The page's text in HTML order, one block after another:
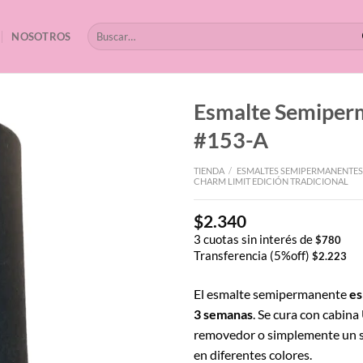
NOSOTROS
Buscar
por:
Esmalte
#153-A
TIENDA / ESMALTES
CHARM LIMIT EDICIÓN TRADICIONAL
$2.340
3 cuotas sin interés de$780
Transferencia (5%off) $2.223
El esmalte semipermanente
3 semanas . Se cura con
removedor o simplemente un
en diferentes colores.